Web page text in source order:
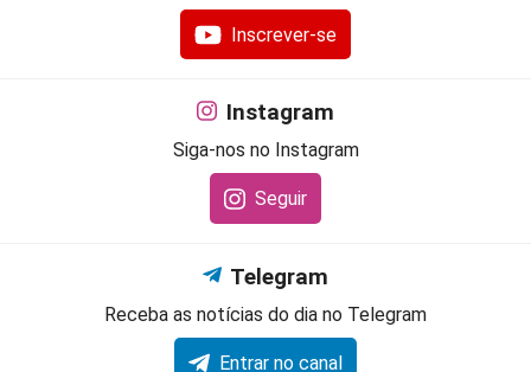
Inscrever-se
Instagram
Siga-nos no Instagram
Seguir
Telegram
Receba as notícias do dia no Telegram
Entrar no canal